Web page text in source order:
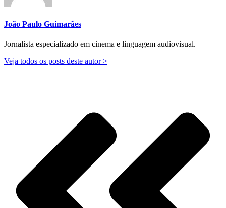
João Paulo Guimarães
Jornalista especializado em cinema e linguagem audiovisual.
Veja todos os posts deste autor >